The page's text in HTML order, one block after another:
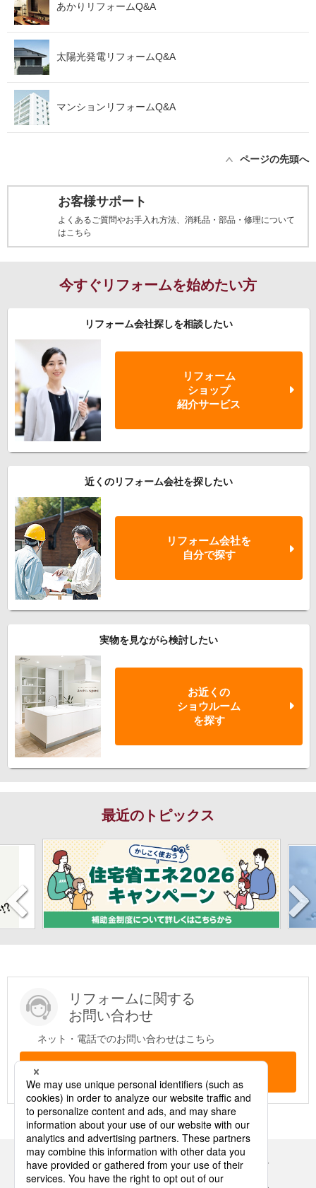
あかりリフォームQ&A
太陽光発電リフォームQ&A
マンションリフォームQ&A
ページの先頭へ
お客様サポート
よくあるご質問やお手入れ方法、消耗品・部品・修理について
はこちら
今すぐリフォームを始めたい方
リフォーム会社探しを相談したい
リフォーム
ショップ
紹介サービス
近くのリフォーム会社を探したい
リフォーム会社を
自分で探す
実物を見ながら検討したい
お近くの
ショウルーム
を探す
最近のトピックス
リフォームに関する
お問い合わせ
ネット・電話でのお問い合わせはこちら
Panasonicの住まい・くらし SNSアカウント